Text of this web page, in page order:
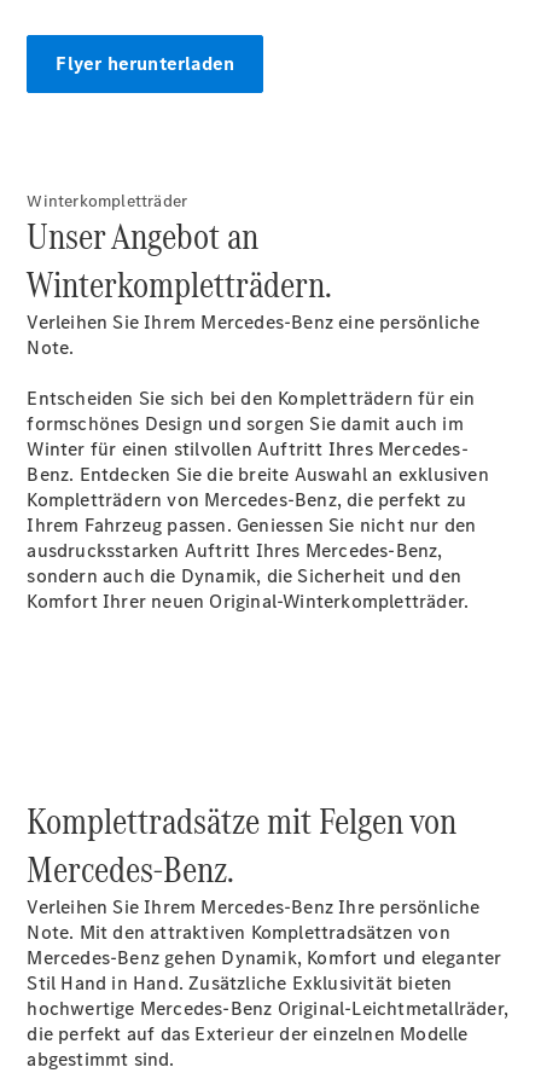
Fahrzeugzubehör
Collection
Betriebsanleitungen
Über uns
Unternehmen
Kontaktformular
buchen
Flyer herunterladen
Winterkompletträder
Unser Angebot an
Winterkompletträdern.
Verleihen Sie Ihrem Mercedes-Benz eine persönliche
Note.
Entscheiden Sie sich bei den Kompletträdern für ein
formschönes Design und sorgen Sie damit auch im
Winter für einen stilvollen Auftritt Ihres Mercedes-
Benz. Entdecken Sie die breite Auswahl an exklusiven
Kompletträdern von Mercedes-Benz, die perfekt zu
Ihrem Fahrzeug passen. Geniessen Sie nicht nur den
ausdrucksstarken Auftritt Ihres Mercedes-Benz,
sondern auch die Dynamik, die Sicherheit und den
Komfort Ihrer neuen Original-Winterkompletträder.
Komplettradsätze mit Felgen von
Mercedes-Benz.
Verleihen Sie Ihrem Mercedes-Benz Ihre persönliche
Note. Mit den attraktiven Komplettradsätzen von
Mercedes-Benz gehen Dynamik, Komfort und eleganter
Stil Hand in Hand. Zusätzliche Exklusivität bieten
hochwertige Mercedes-Benz Original-Leichtmetallräder,
die perfekt auf das Exterieur der einzelnen Modelle
abgestimmt sind.